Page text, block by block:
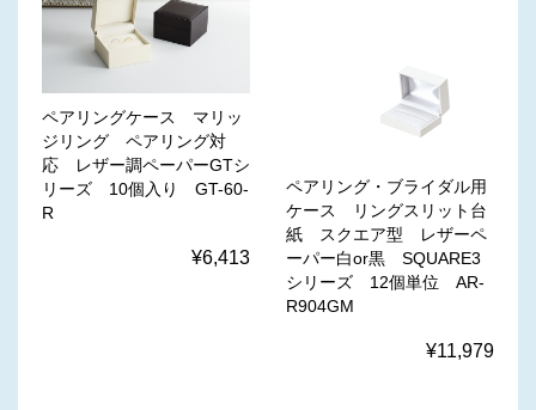
ペアリングケース マリッ
ジリング ペアリング対
応 レザー調ペーパーGTシ
リーズ 10個入り GT-60-
R
¥6,413
ペアリング・ブライダル用
ケース リングスリット台
紙 スクエア型 レザーペ
ーパー白or黒 SQUARE3
シリーズ 12個単位 AR-
R904GM
¥11,979